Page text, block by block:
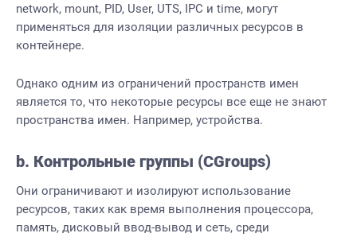
network, mount, PID, User, UTS, IPC и time, могут
применяться для изоляции различных ресурсов в
контейнере.
Однако одним из ограничений пространств имен
является то, что некоторые ресурсы все еще не знают
пространства имен. Например, устройства.
b. Контрольные группы (CGroups)
Они ограничивают и изолируют использование
ресурсов, таких как время выполнения процессора,
память, дисковый ввод-вывод и сеть, среди